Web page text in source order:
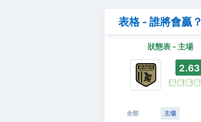
表格 - 誰將會贏？
狀態表 - 主場
2.63
贏 贏 贏 贏
全部 主場